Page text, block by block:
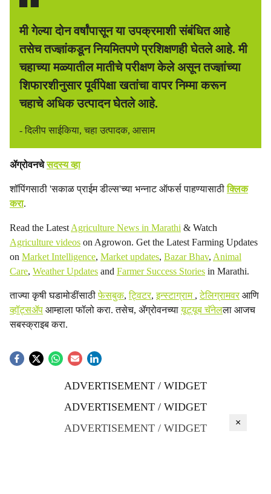
मी गेल्या दोन वर्षांपासून या उपक्रमाशी संबंधित आहे
तसेच तज्ज्ञांकडून नियमितपणे प्रशिक्षणही घेतले आहे. मी
चहाच्या मळ्यातील मातीचे परीक्षण केले असून तज्ज्ञांच्या
शिफारशीनुसार पूर्वीपेक्षा खतांचा वापर निम्मा करून
चहाचे अधिक उत्पादन घेतले आहे.
- दिलीप साईकिया, चहा उत्पादक, आसाम
ॲग्रोवनचेसदस्य व्हा
शॉपिंगसाठी 'सकाळ प्राईम डील्स'च्या भन्नाट ऑफर्स पाहण्यासाठीक्लिक
करा.
Read the Latest Agriculture News in Marathi & Watch
Agriculture videos on Agrowon. Get the Latest Farming Updates
on Market Intelligence, Market updates, Bazar Bhav, Animal
Care, Weather Updates and Farmer Success Stories in Marathi.
ताज्या कृषी घडामोडींसाठीफेसबुक,ट्विटर,इन्स्टाग्राम ,टेलिग्रामवरआणि
व्हॉट्सॲप आम्हाला फॉलो करा. तसेच, ॲग्रोवनच्यायूट्यूब चॅनेलला आजच
सबस्क्राइब करा.
ADVERTISEMENT / WIDGET
ADVERTISEMENT / WIDGET
ADVERTISEMENT / WIDGET
×